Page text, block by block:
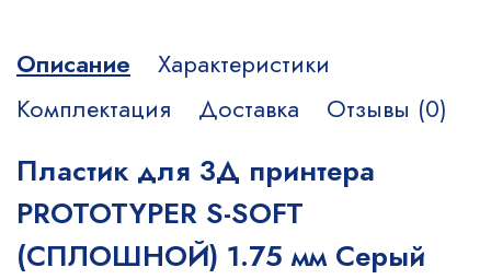
Описание
Характеристики
Комплектация
Доставка Отзывы (0)
Пластик для 3Д принтера
PROTOTYPER S-SOFT
(СПЛОШНОЙ) 1.75 мм Серый